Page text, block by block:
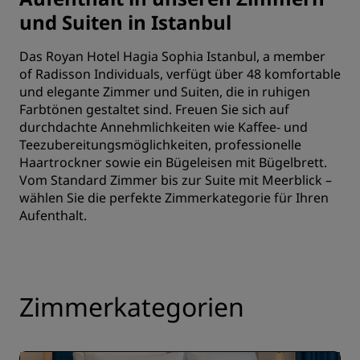
und Suiten in Istanbul
Das Royan Hotel Hagia Sophia Istanbul, a member
of Radisson Individuals, verfügt über 48 komfortable
und elegante Zimmer und Suiten, die in ruhigen
Farbtönen gestaltet sind. Freuen Sie sich auf
durchdachte Annehmlichkeiten wie Kaffee- und
Teezubereitungsmöglichkeiten, professionelle
Haartrockner sowie ein Bügeleisen mit Bügelbrett.
Vom Standard Zimmer bis zur Suite mit Meerblick –
wählen Sie die perfekte Zimmerkategorie für Ihren
Aufenthalt.
Zimmerkategorien